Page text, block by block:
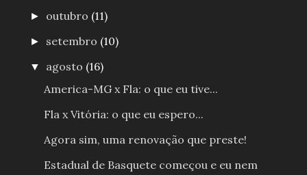
► outubro (11)
► setembro (10)
▼ agosto (16)
America-MG x Fla: o que eu tive...
Fla x Vitória: o que eu espero...
Agora sim, uma renovação que preste!
Estadual de Basquete começou e eu nem